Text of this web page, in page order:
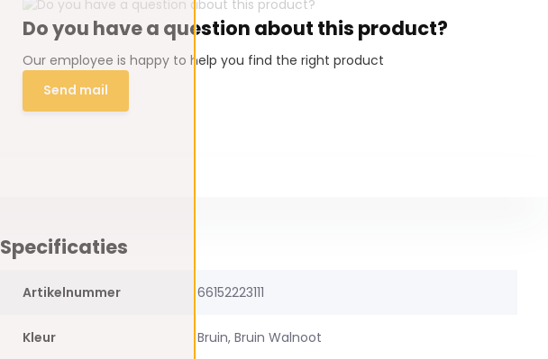
Do you have a question about this product?
Our employee is happy to help you find the right product
Send mail
Specificaties
Artikelnummer 66152223111
Kleur Bruin, Bruin Walnoot